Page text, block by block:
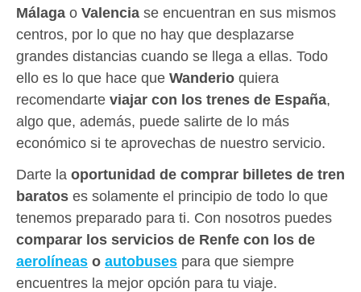
Málaga o Valencia se encuentran en sus mismos
centros, por lo que no hay que desplazarse
grandes distancias cuando se llega a ellas. Todo
ello es lo que hace que Wanderio quiera
recomendarte viajar con los trenes de España,
algo que, además, puede salirte de lo más
económico si te aprovechas de nuestro servicio.
Darte la oportunidad de comprar billetes de tren
baratos es solamente el principio de todo lo que
tenemos preparado para ti. Con nosotros puedes
comparar los servicios de Renfe con los de
aerolíneas o autobuses para que siempre
encuentres la mejor opción para tu viaje.